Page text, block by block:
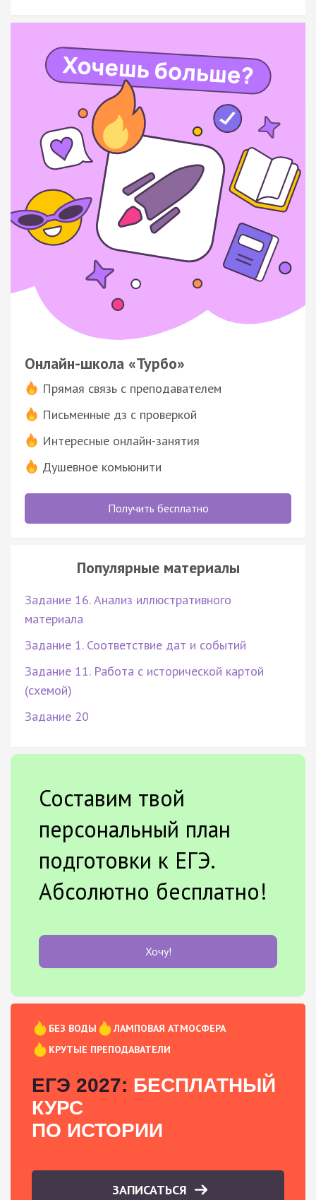
Онлайн-школа «Турбо»
Прямая связь с преподавателем
Письменные дз с проверкой
Интересные онлайн-занятия
Душевное комьюнити
Получить бесплатно
Популярные материалы
Задание 16. Анализ иллюстративного
материала
Задание 1. Соответствие дат и событий
Задание 11. Работа с исторической картой
(схемой)
Задание 20
Составим твой
персональный план
подготовки к ЕГЭ.
Абсолютно бесплатно!
Хочу!
БЕЗ ВОДЫ
ЛАМПОВАЯ АТМОСФЕРА
КРУТЫЕ ПРЕПОДАВАТЕЛИ
ЕГЭ 2027: БЕСПЛАТНЫЙ
КУРС
ПО ИСТОРИИ
ЗАПИСАТЬСЯ